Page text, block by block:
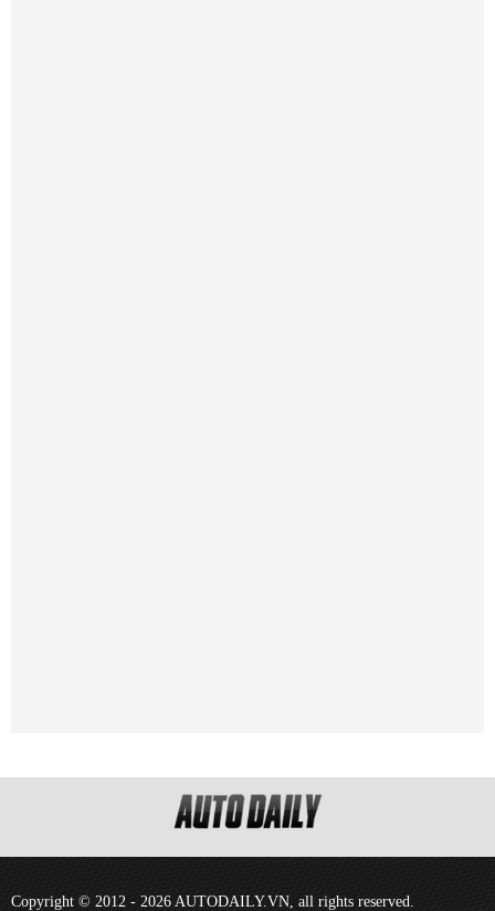
Copyright © 2012 - 2026 AUTODAILY.VN, all rights reserved.